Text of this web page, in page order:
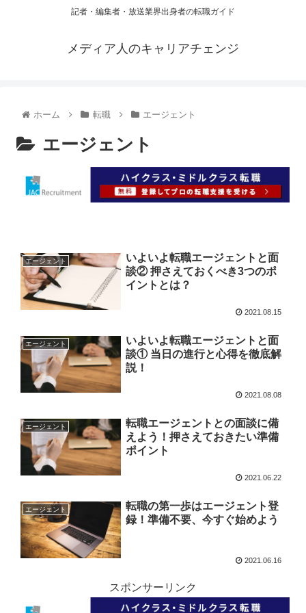
記者・編集者・放送業界出身者の転職ガイド
メディア人のキャリアチェンジ
ホーム 転職 エージェント
エージェント
エージェント
いよいよ転職エージェントと面
談② 押さえておくべき3つのポ
イントとは？
2021.08.15
エージェント
いよいよ転職エージェントと面
談① 当日の進行と心得を徹底解
説！
2021.08.08
エージェント
転職エージェントとの面談に備
えよう！押さえておきたい準備
ポイント
2021.06.22
エージェント
転職の第一歩はエージェント登
録！準備不要、今すぐ始めよう
2021.06.16
スポンサーリンク